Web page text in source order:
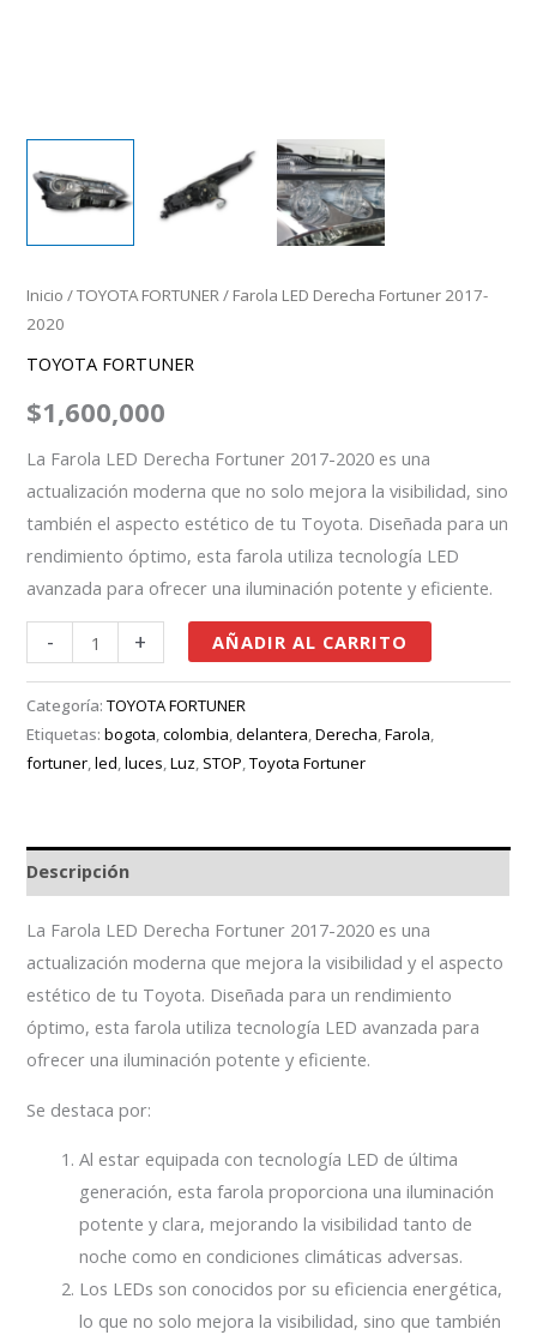
Inicio /TOYOTA FORTUNER/ Farola LED Derecha Fortuner 2017-
2020
TOYOTA FORTUNER
$1,600,000
La Farola LED Derecha Fortuner 2017-2020 es una
actualización moderna que no solo mejora la visibilidad, sino
también el aspecto estético de tu Toyota. Diseñada para un
rendimiento óptimo, esta farola utiliza tecnología LED
avanzada para ofrecer una iluminación potente y eficiente.
- + AÑADIR AL CARRITO
Categoría:TOYOTA FORTUNER
Etiquetas:bogota ,colombia ,delantera ,Derecha ,Farola
fortuner ,led ,luces ,Luz STOP ,Toyota Fortuner
Descripción
La Farola LED Derecha Fortuner 2017-2020 es una
actualización moderna que mejora la visibilidad y el aspecto
estético de tu Toyota. Diseñada para un rendimiento
óptimo, esta farola utiliza tecnología LED avanzada para
ofrecer una iluminación potente y eficiente.
Se destaca por:
Al estar equipada con tecnología LED de última
generación, esta farola proporciona una iluminación
potente y clara, mejorando la visibilidad tanto de
noche como en condiciones climáticas adversas.
Los LEDs son conocidos por su eficiencia energética,
lo que no solo mejora la visibilidad, sino que también